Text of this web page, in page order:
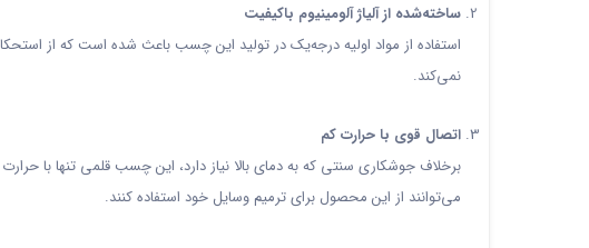
ساخته‌شده از آلیاژ آلومینیوم باکیفیت
استفاده از مواد اولیه درجه‌یک در تولید این چسب باعث شده است که از
نمی‌کند.
اتصال قوی با حرارت کم
برخلاف جوشکاری سنتی که به دمای بالا نیاز دارد، این چسب قلمی تنها با
می‌توانند از این محصول برای ترمیم وسایل خود استفاده کنند.